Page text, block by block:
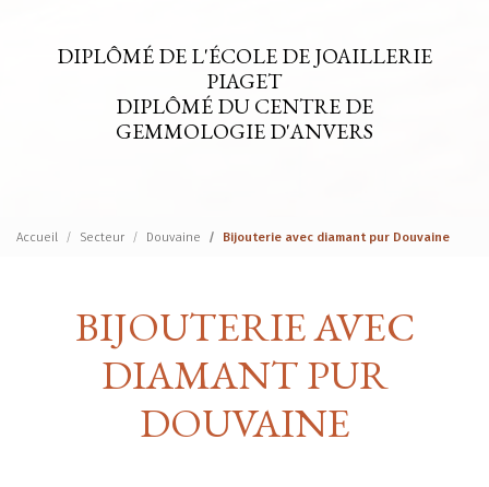
DIPLÔMÉ DE L'ÉCOLE DE JOAILLERIE
PIAGET
DIPLÔMÉ DU CENTRE DE
GEMMOLOGIE D'ANVERS
Accueil Secteur Douvaine Bijouterie avec diamant pur Douvaine
BIJOUTERIE AVEC
DIAMANT PUR
DOUVAINE